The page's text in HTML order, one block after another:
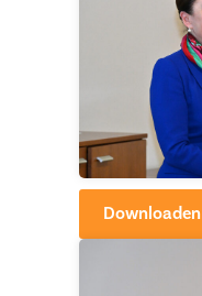
Downloaden